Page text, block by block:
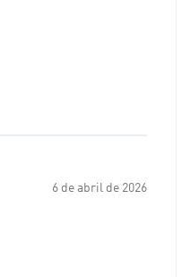
6 de abril de 2026